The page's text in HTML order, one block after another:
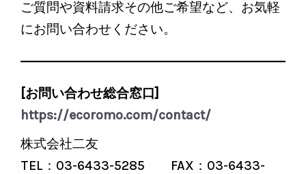
ご質問や資料請求その他ご希望など、お気軽
にお問い合わせください。
[お問い合わせ総合窓口]
https://ecoromo.com/contact/
株式会社二友
TEL：03-6433-5285 FAX：03-6433-